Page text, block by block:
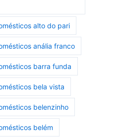
alto do pari
anália franco
barra funda
bela vista
belenzinho
belém